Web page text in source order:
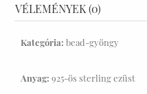
VÉLEMÉNYEK (0)
Kategória: bead-gyöngy
Anyag: 925-ös sterling ezüst